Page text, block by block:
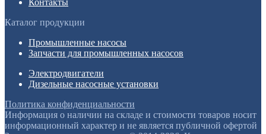
Каталог продукции
Промышленные насосы
Запчасти для промышленных насосов
Электродвигатели
Дизельные насосные установки
Политика конфиденциальности
Информация о наличии на складе и стоимости товаров носит
информационный характер и не является публичной офертой